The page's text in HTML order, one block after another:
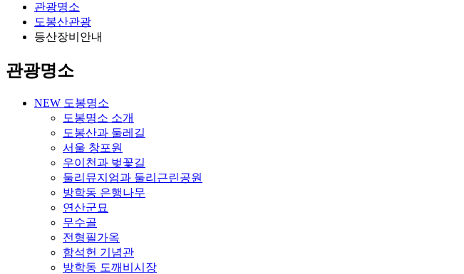
관광명소
도봉산관광
등산장비안내
관광명소
NEW 도봉명소
도봉명소 소개
도봉산과 둘레길
서울 창포원
우이천과 벚꽃길
둘리뮤지엄과 둘리근린공원
방학동 은행나무
연산군묘
무수골
전형필가옥
함석헌 기념관
방학동 도깨비시장